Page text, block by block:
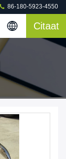
86-180-5923-4550
Citaat